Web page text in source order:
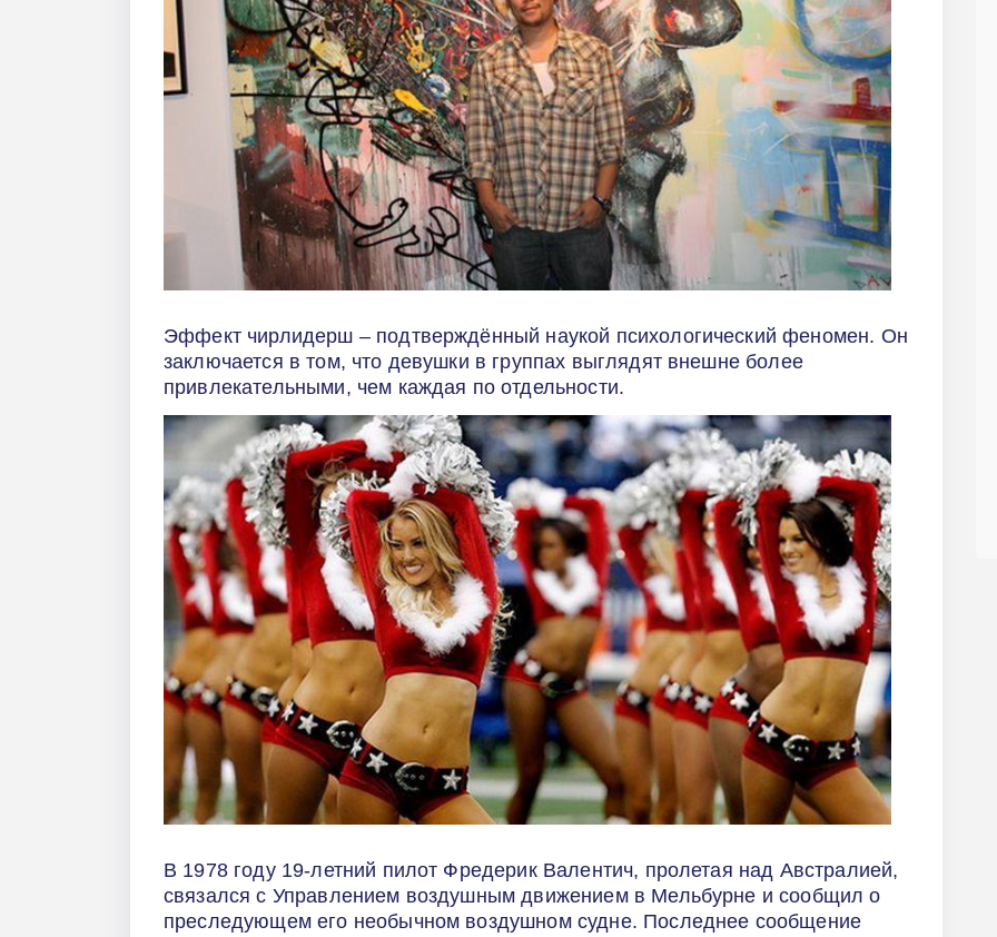
Эффект чирлидерш – подтверждённый наукой психологический феномен. Он
заключается в том, что девушки в группах выглядят внешне более
привлекательными, чем каждая по отдельности.
В 1978 году 19-летний пилот Фредерик Валентич, пролетая над Австралией,
связался с Управлением воздушным движением в Мельбурне и сообщил о
преследующем его необычном воздушном судне. Последнее сообщение